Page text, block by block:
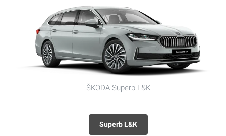
ŠKODA Superb L&K
Superb L&K